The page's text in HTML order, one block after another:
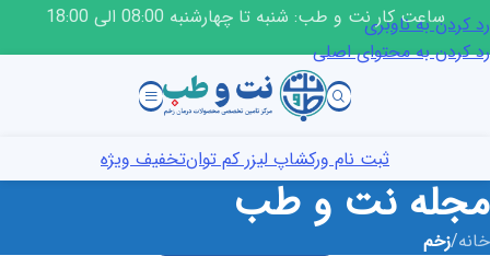
رد کردن به ناوبری
رد کردن به محتوای اصلی
ساعت کار نت و طب: شنبه تا چهارشنبه 08:00 الی 18:00
ثبت نام ورکشاپ لیزر کم توانتخفیف ویژه
مجله نت و طب
خانه/زخم